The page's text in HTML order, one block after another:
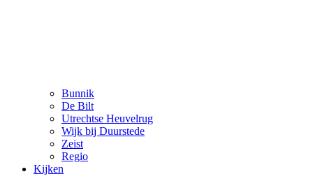
Bunnik
De Bilt
Utrechtse Heuvelrug
Wijk bij Duurstede
Zeist
Regio
Kijken